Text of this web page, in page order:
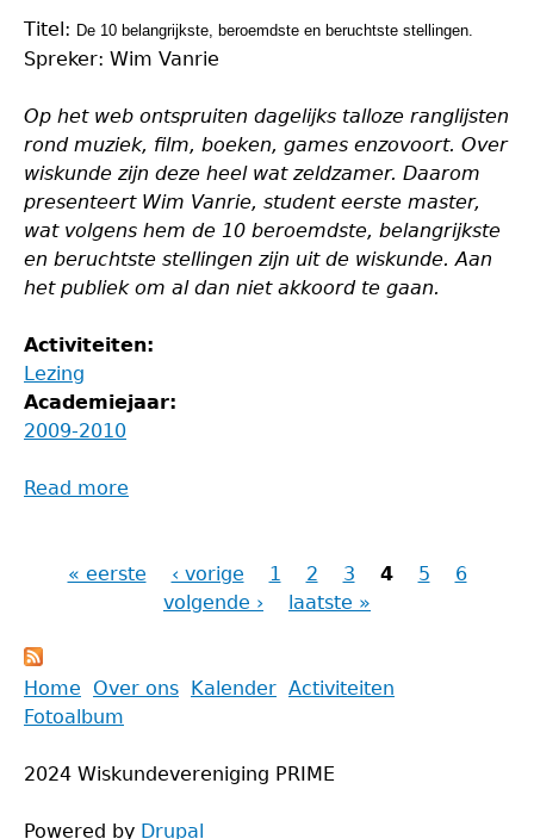
Titel: De 10 belangrijkste, beroemdste en beruchtste stellingen.
Spreker: Wim Vanrie
Op het web ontspruiten dagelijks talloze ranglijsten
rond muziek, film, boeken, games enzovoort. Over
wiskunde zijn deze heel wat zeldzamer. Daarom
presenteert Wim Vanrie, student eerste master,
wat volgens hem de 10 beroemdste, belangrijkste
en beruchtste stellingen zijn uit de wiskunde. Aan
het publiek om al dan niet akkoord te gaan.
Activiteiten:
Lezing
Academiejaar:
2009-2010
Read more
door
studentenogen
Pagina's
« eerste ‹ vorige 1 2 3 4 5
6
volgende ›
laatste »
Back
to
Main
menu
Home Over ons Kalender Activiteiten
Fotoalbum
2024 Wiskundevereniging PRIME
Powered by Drupal